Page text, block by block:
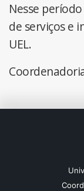
Nesse
de serviços e
UEL.